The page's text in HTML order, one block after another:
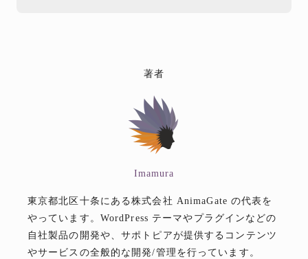
著者
Imamura
東京都北区十条にある株式会社 AnimaGate の代表を
やっています。WordPress テーマやプラグインなどの
自社製品の開発や、サポトピアが提供するコンテンツ
やサービスの全般的な開発/管理を行っています。